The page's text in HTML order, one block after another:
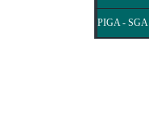
PIGA - SGA